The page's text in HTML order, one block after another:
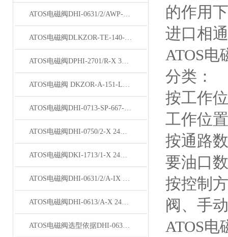
ATOS电磁阀DHI-0631/2/AWP-00产地货源
ATOS电磁阀DLKZOR-TE-140-L71/I现货
ATOS电磁阀DPHI-2701/R-X 31原装新品
ATOS电磁阀 DKZOR-A-151-L5/BY/18 40天津现货
ATOS电磁阀DHI-0713-SP-667-24DC现货
ATOS电磁阀DHI-0750/2-X 24DC原理
ATOS电磁阀DKI-1713/1-X 24DC 24经销
ATOS电磁阀DHI-0631/2/A-IX 24DC原理
ATOS电磁阀DHI-0613/A-X 24DC 23原理
ATOS电磁阀选型依据DHI-0631/2P-X 24DC,
的作用
进口相
ATOS电
分类：
按工作
工作位
按通路
要油口数
按控制
阀、手
ATOS电